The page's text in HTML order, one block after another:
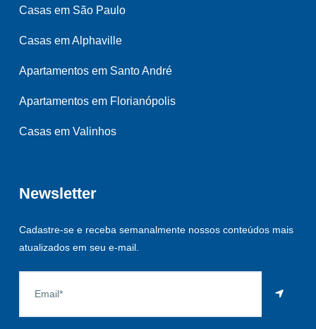
Casas em São Paulo
Casas em Alphaville
Apartamentos em Santo André
Apartamentos em Florianópolis
Casas em Valinhos
Newsletter
Cadastre-se e receba semanalmente nossos conteúdos mais
atualizados em seu e-mail.